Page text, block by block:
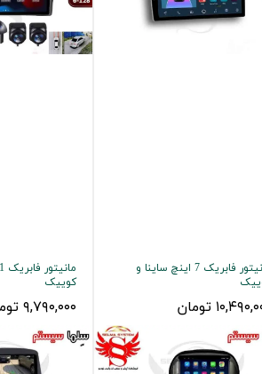
مانیتور فابریک 7 اینچ ساینا و
تومان
کوییک
۹,۷۹۰,۰۰۰ تومان